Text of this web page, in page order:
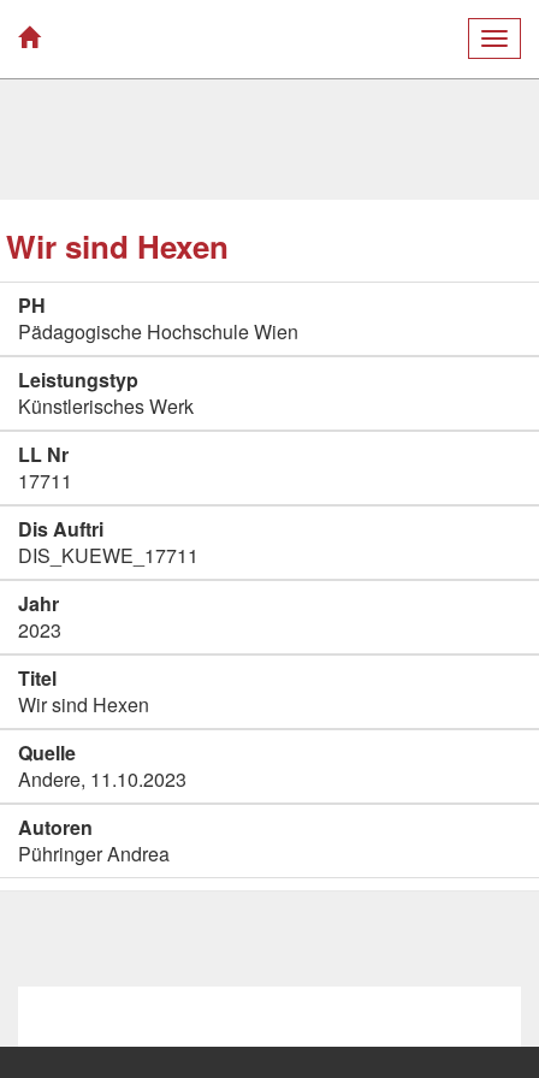
Wir sind Hexen
PH
Pädagogische Hochschule Wien
Leistungstyp
Künstlerisches Werk
LL Nr
17711
Dis Auftri
DIS_KUEWE_17711
Jahr
2023
Titel
Wir sind Hexen
Quelle
Andere, 11.10.2023
Autoren
Pühringer Andrea